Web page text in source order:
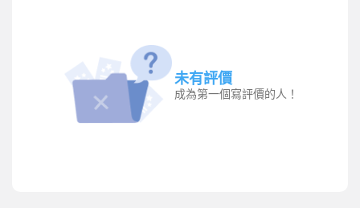
未有評價
成為第一個寫評價的人！